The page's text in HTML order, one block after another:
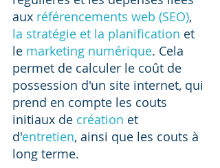
aux référencements web (SEO),
la stratégie et la planification et
le marketing numérique. Cela
permet de calculer le coût de
possession d'un site internet, qui
prend en compte les couts
initiaux de création et
d'entretien, ainsi que les couts à
long terme.